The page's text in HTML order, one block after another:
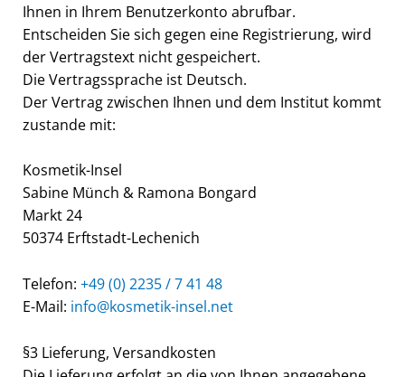
Ihnen in Ihrem Benutzerkonto abrufbar.
Entscheiden Sie sich gegen eine Registrierung, wird
der Vertragstext nicht gespeichert.
Die Vertragssprache ist Deutsch.
Der Vertrag zwischen Ihnen und dem Institut kommt
zustande mit:
Kosmetik-Insel
Sabine Münch & Ramona Bongard
Markt 24
50374 Erftstadt-Lechenich
Telefon: +49 (0) 2235 / 7 41 48
E-Mail: info@kosmetik-insel.net
§3 Lieferung, Versandkosten